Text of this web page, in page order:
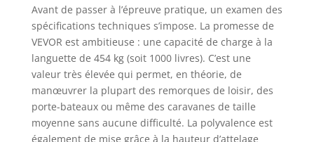
universelle
équipée Excellente
qualité : Fabriqué
en acier au
carbone de haute
qualité avec une
surface revêtue de
poudre, notre
déménageur de
Avant de passer à l’épreuve pratique, un examen des
spécifications techniques s’impose. La promesse de
VEVOR est ambitieuse : une capacité de charge à la
languette de 454 kg (soit 1000 livres). C’est une
valeur très élevée qui permet, en théorie, de
manœuvrer la plupart des remorques de loisir, des
porte-bateaux ou même des caravanes de taille
moyenne sans aucune difficulté. La polyvalence est
également de mise grâce à la hauteur d’attelage